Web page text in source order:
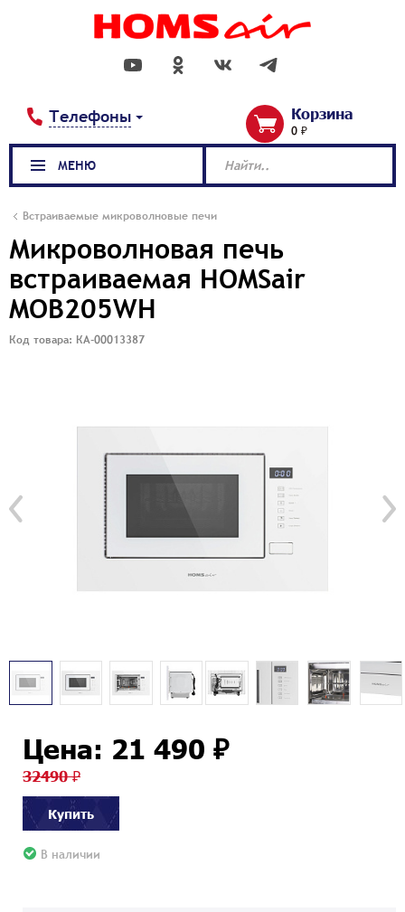
Телефоны Корзина
0 ₽
Встраиваемые микроволновые печи
Микроволновая печь
встраиваемая HOMSair
MOB205WH
Код товара: КА-00013387
Цена: 21 490 ₽
32490 ₽
Купить
В наличии
МЕНЮ Найти..